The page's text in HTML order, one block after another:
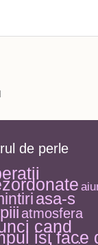
de perle
asa-s
atmosfera
cand
isi face